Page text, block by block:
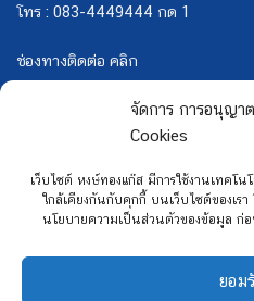
จัดการ การอนุญา
Cookies
เว็บไซต์ หงษ์ทองแก๊ส มีการใช้งานเทค
ใกล้เคียงกันกับคุกกี้ บนเว็บไซต์ของเร
นโยบายความเป็นส่วนตัวของข้อมูล ก่
ยอม
โทร : 083-4449444 กด 1
ช่องทางติดต่อ คลิก